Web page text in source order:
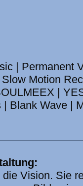
| Permanent
Motion
|
Blank Wave |
Vision. Sie